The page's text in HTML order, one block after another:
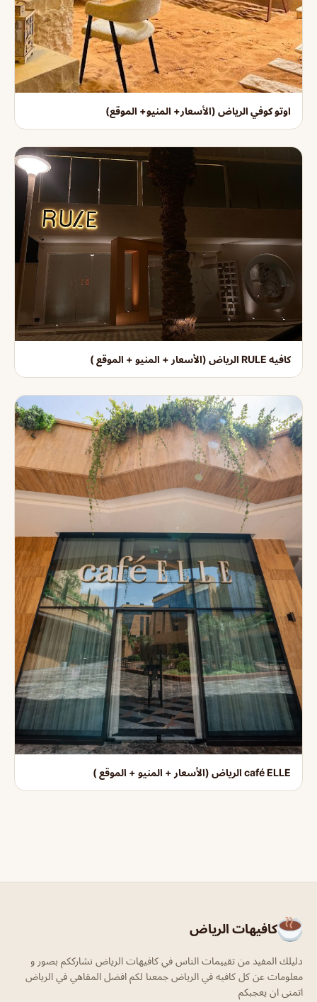
اوتو كوفي الرياض (الأسعار+ المنيو+ الموقع)
كافيه RULE الرياض (الأسعار + المنيو + الموقع )
café ELLE الرياض (الأسعار + المنيو + الموقع )
كافيهات الرياض
دليلك المفيد من تقييمات الناس في كافيهات الرياض نشارككم بصور و
معلومات عن كل كافيه في الرياض جمعنا لكم افضل المقاهي في الرياض
اتمنى ان يعجبكم